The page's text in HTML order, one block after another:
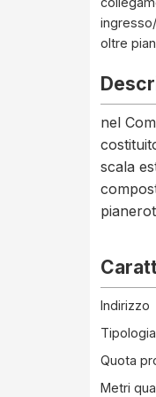
oltre
nel
scala
Indirizzo
Tipologia
Quota
Metri